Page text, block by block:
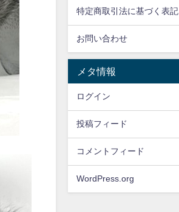
特定商取引法に基づく表記
お問い合わせ
メタ情報
ログイン
投稿フィード
コメントフィード
WordPress.org